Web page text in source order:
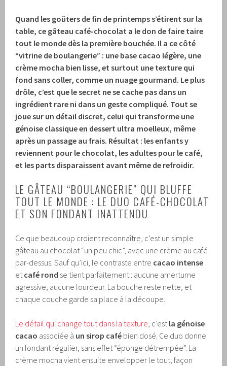
Quand les goûters de fin de printemps s’étirent sur la
table, ce gâteau café-chocolat a le don de faire taire
tout le monde dès la première bouchée. Il a ce côté
“vitrine de boulangerie” : une base cacao légère, une
crème mocha bien lisse, et surtout une texture qui
fond sans coller, comme un nuage gourmand. Le plus
drôle, c’est que le secret ne se cache pas dans un
ingrédient rare ni dans un geste compliqué. Tout se
joue sur un détail discret, celui qui transforme une
génoise classique en dessert ultra moelleux, même
après un passage au frais. Résultat : les enfants y
reviennent pour le chocolat, les adultes pour le café,
et les parts disparaissent avant même de refroidir.
LE GÂTEAU “BOULANGERIE” QUI BLUFFE
TOUT LE MONDE : LE DUO CAFÉ-CHOCOLAT
ET SON FONDANT INATTENDU
Ce que beaucoup croient reconnaître, c’est un simple
gâteau au chocolat “un peu chic”, avec une crème au café
par-dessus. Sauf qu’ici, le contraste entre cacao intense
et café rond se tient parfaitement : aucune amertume
agressive, aucune lourdeur. La bouche reste nette, et
chaque couche garde sa place à la découpe.
Le détail qui change tout dans la texture , c’est la génoise
cacao associée à un sirop café bien dosé. Ce duo donne
un fondant régulier, sans effet “éponge détrempée”. La
crème mocha vient ensuite envelopper le tout, façon